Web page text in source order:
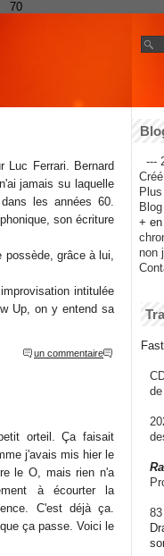
70
Luc Ferrari. Bernard
jamais su laquelle
les années 60.
son écriture
grâce à lui,
intitulée
Up, on y entend sa
un commentaire
orteil. Ça faisait
j'avais mis hier le
le O, mais rien n'a
à écourter la
C'est déjà ça.
ça passe. Voici le
---
Plus
+
non